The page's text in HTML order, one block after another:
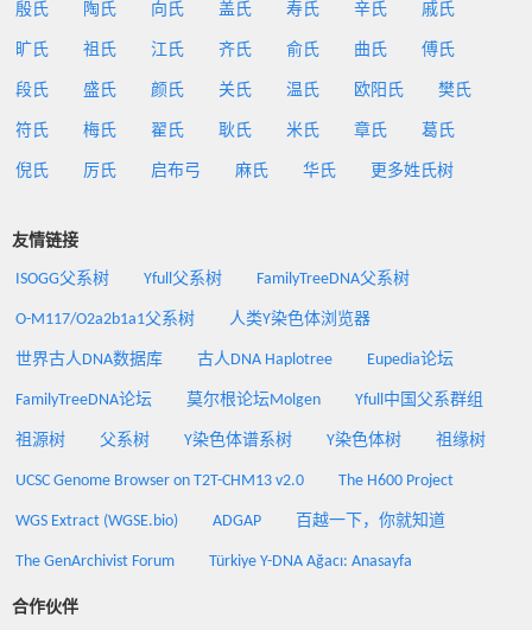
殷氏 陶氏 向氏 盖氏 寿氏 辛氏 戚氏
旷氏 祖氏 江氏 齐氏 俞氏 曲氏 傅氏
段氏 盛氏 颜氏 关氏 温氏 欧阳氏 樊氏
符氏 梅氏 翟氏 耿氏 米氏 章氏 葛氏
倪氏 厉氏 启布弓 麻氏 华氏 更多姓氏树
友情链接
ISOGG父系树 Yfull父系树 FamilyTreeDNA父系树
O-M117/O2a2b1a1父系树 人类Y染色体浏览器
世界古人DNA数据库 古人DNA Haplotree Eupedia论坛
FamilyTreeDNA论坛 莫尔根论坛Molgen Yfull中国父系群组
祖源树 父系树 Y染色体谱系树 Y染色体树 祖缘树
UCSC Genome Browser on T2T-CHM13 v2.0 The H600 Project
WGS Extract (WGSE.bio) ADGAP 百越一下，你就知道
The GenArchivist Forum Türkiye Y-DNA Ağacı: Anasayfa
合作伙伴